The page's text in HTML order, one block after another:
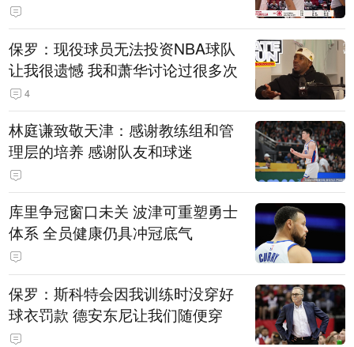
保罗：现役球员无法投资NBA球队
让我很遗憾 我和萧华讨论过很多次
4
林庭谦致敬天津：感谢教练组和管
理层的培养 感谢队友和球迷
库里争冠窗口未关 波津可重塑勇士
体系 全员健康仍具冲冠底气
保罗：斯科特会因我训练时没穿好
球衣罚款 德安东尼让我们随便穿